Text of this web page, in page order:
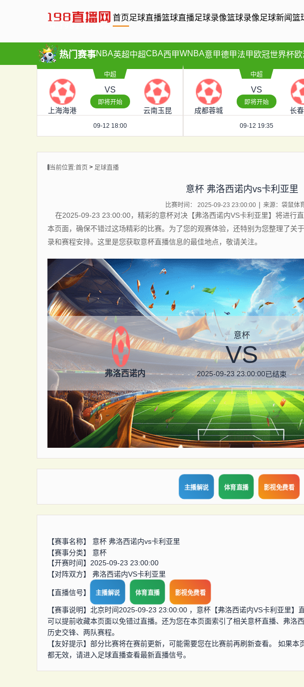
首页足球直播篮球直播足球录像篮球录像足球新闻篮
热门赛事NBA英超中超CBA西甲WNBA意甲德甲法甲 欧冠世界杯
中超
上海海港
VS
即将开始
云南玉昆
09-12 18:00
中超
成都蓉城
VS
即将开始
长
09-12 19:35
当前位置:首页 > 足球直播
意杯 弗洛西诺内vs卡利亚里
比赛时间： 2025-09-23 23:00:00 来源：袋鼠体
在2025-09-23 23:00:00，精彩的意杯对决【弗洛西诺内VS卡利亚里】将进行
本页面，确保不错过这场精彩的比赛。为了您的观赛体验，还特别为您整理了关
录和赛程安排。这里是您获取意杯直播信息的最佳地点，敬请关注。
弗洛西诺内
意杯
VS
2025-09-23 23:00:00已结束
主播解说 体育直播 影视免费看
【赛事名称】 意杯 弗洛西诺内vs卡利亚里
【赛事分类】 意杯
【开赛时间】2025-09-23 23:00:00
【对阵双方】 弗洛西诺内VS卡利亚里
【直播信号】 主播解说 体育直播 影视免费看
【赛事说明】北京时间2025-09-23 23:00:00 ，意杯【弗洛西诺内VS卡利亚里】
可以提前收藏本页面以免错过直播。还为您在本页面索引了相关意杯直播、弗洛
历史交锋、两队赛程。
【友好提示】部分比赛将在赛前更新，可能需要您在比赛前再刷新查看。 如果
都无效，请进入足球直播查看最新直播信号。